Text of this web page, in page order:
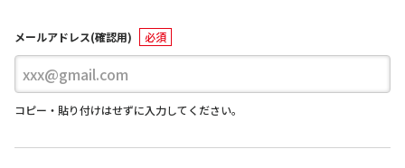
メールアドレス(確認用)
コピー・貼り付けはせずに入力してください。